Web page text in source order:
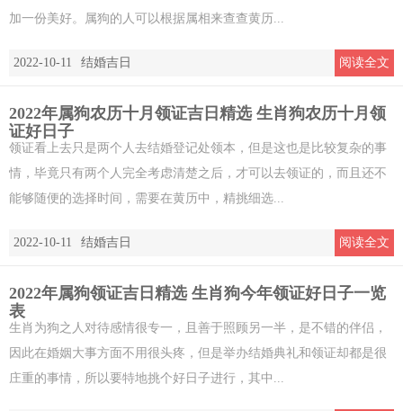
加一份美好。属狗的人可以根据属相来查查黄历...
2022-10-11 结婚吉日 阅读全文
2022年属狗农历十月领证吉日精选 生肖狗农历十月领
证好日子
领证看上去只是两个人去结婚登记处领本，但是这也是比较复杂的事
情，毕竟只有两个人完全考虑清楚之后，才可以去领证的，而且还不
能够随便的选择时间，需要在黄历中，精挑细选...
2022-10-11 结婚吉日 阅读全文
2022年属狗领证吉日精选 生肖狗今年领证好日子一览
表
生肖为狗之人对待感情很专一，且善于照顾另一半，是不错的伴侣，
因此在婚姻大事方面不用很头疼，但是举办结婚典礼和领证却都是很
庄重的事情，所以要特地挑个好日子进行，其中...